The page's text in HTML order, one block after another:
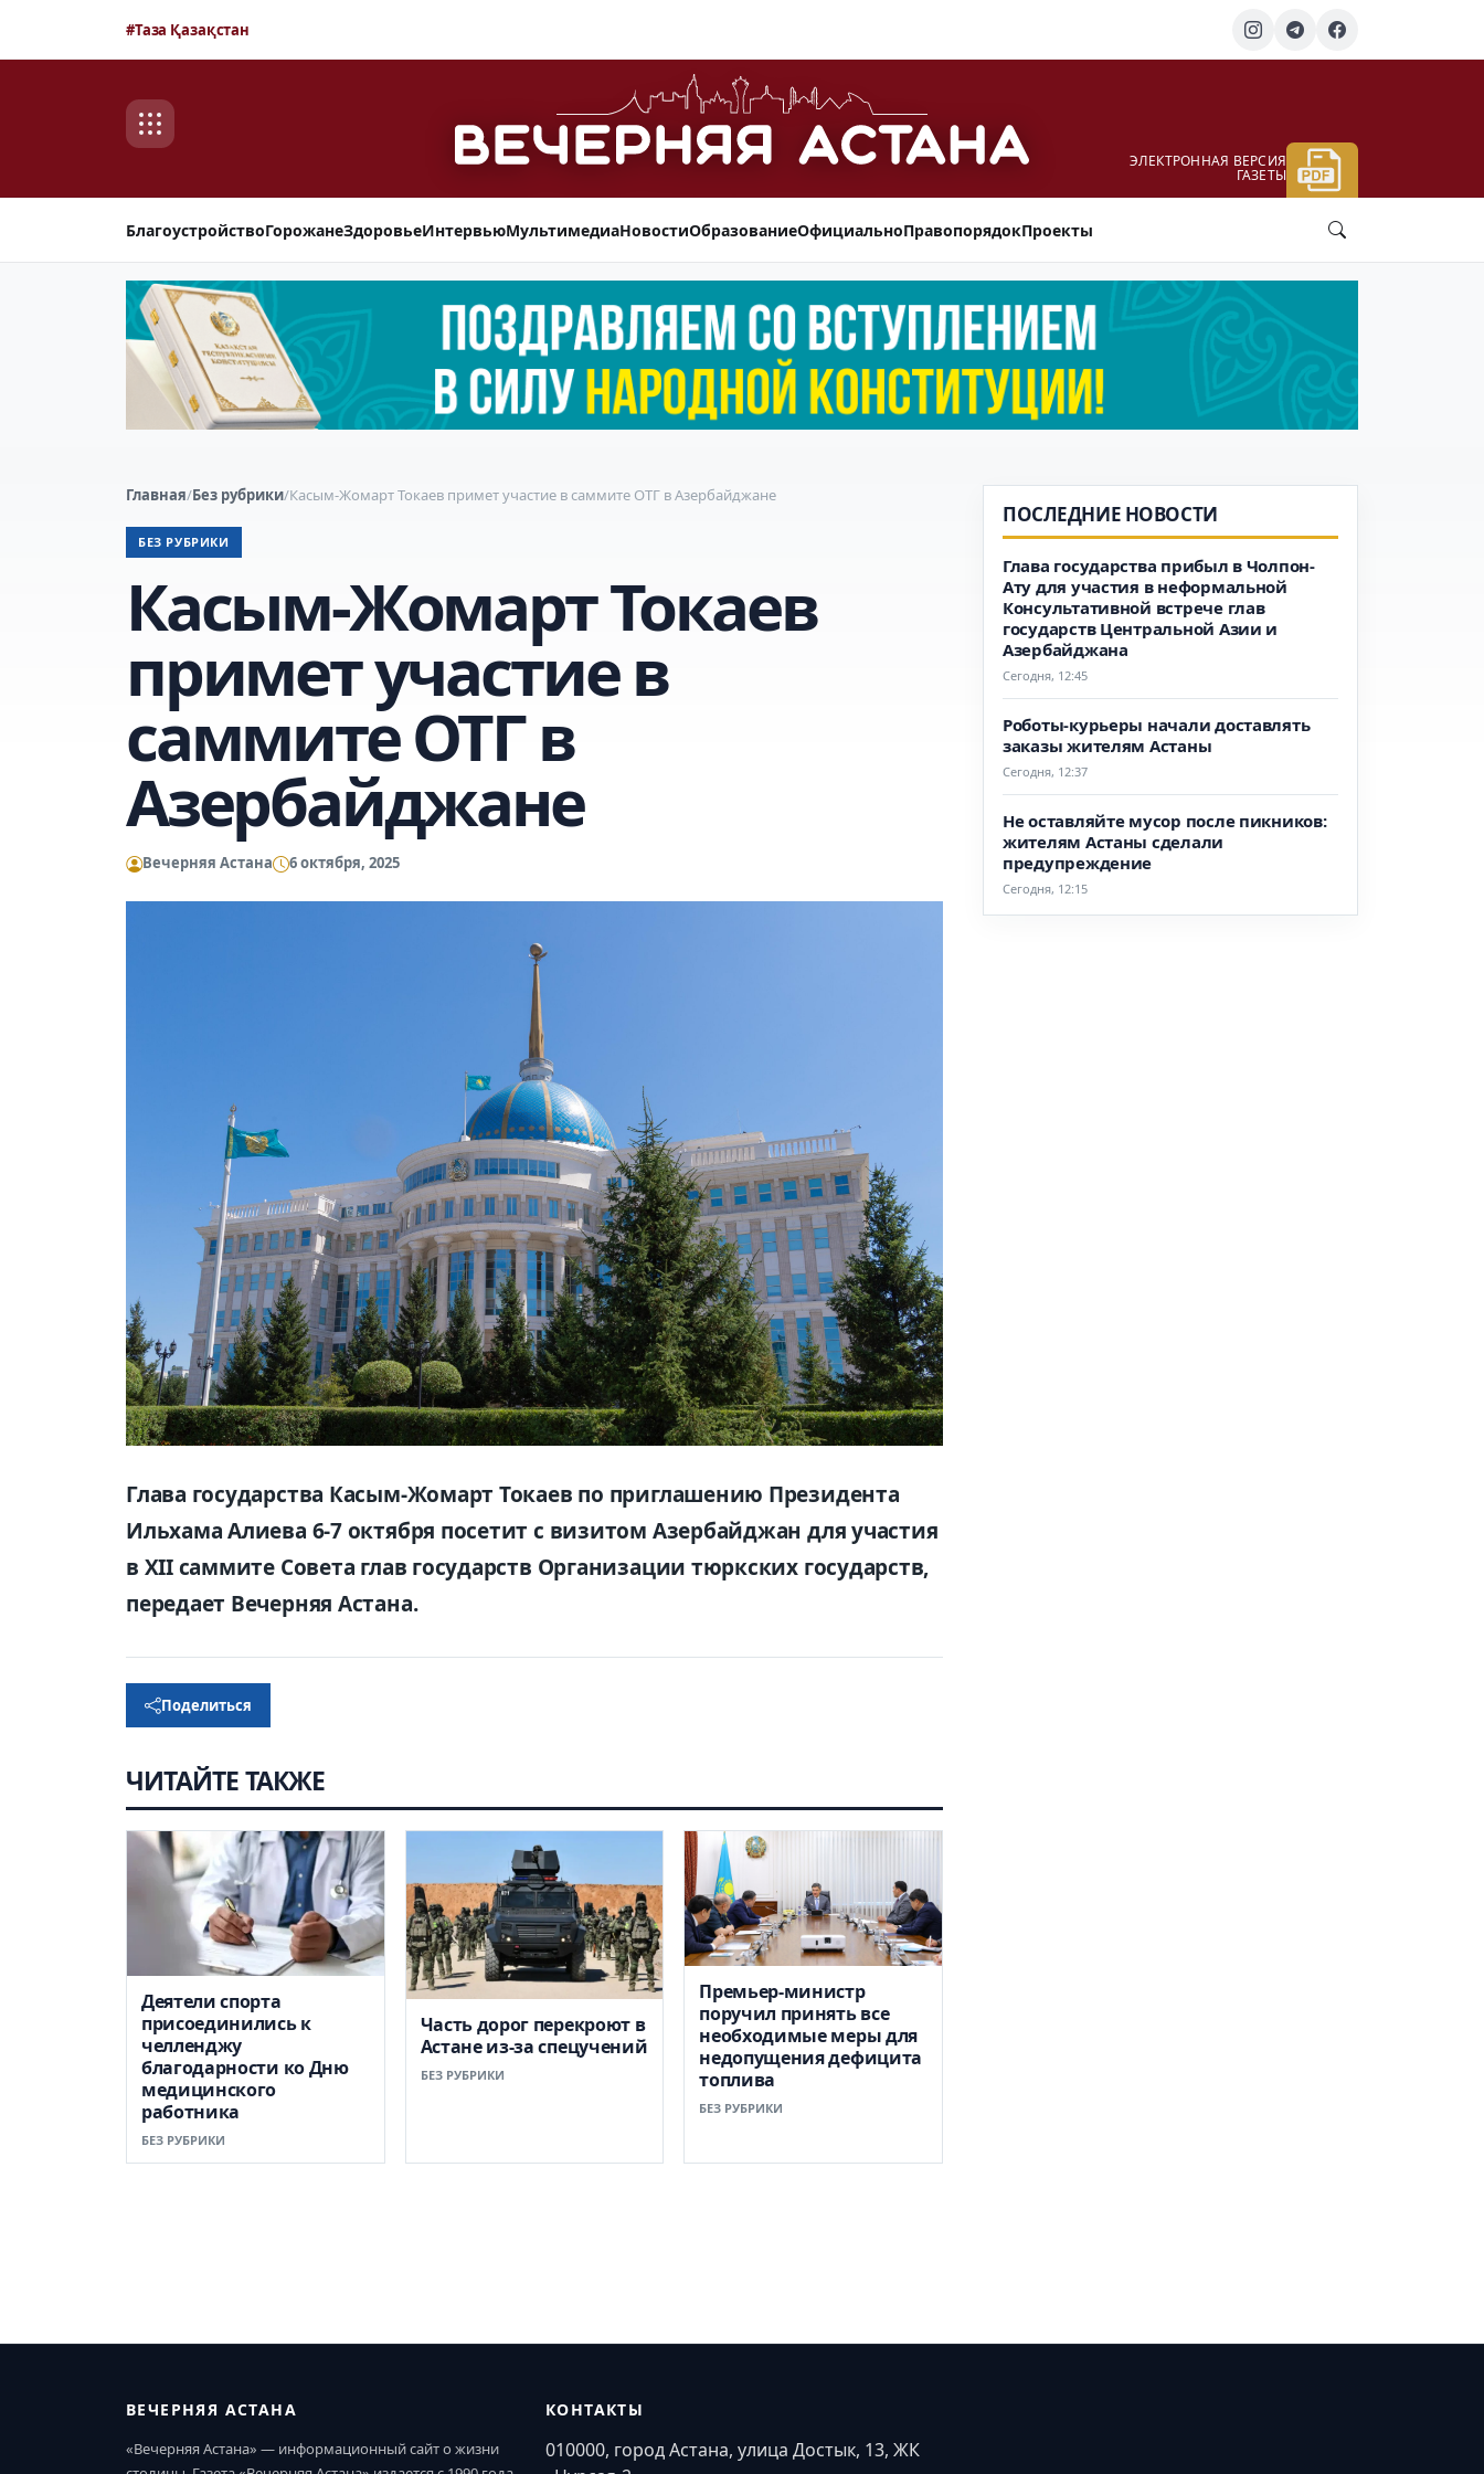
#Таза Қазақстан
ЭЛЕКТРОННАЯ ВЕРСИЯ
ГАЗЕТЫ
БлагоустройствоГорожанеЗдоровьеИнтервьюМультимедиаНовостиОбразованиеОфициальноПравопорядокПроекты
Главная/Без рубрики/Касым-Жомарт Токаев примет участие в саммите ОТГ в Азербайджане
БЕЗ РУБРИКИ
Касым-Жомарт Токаев
примет участие в
саммите ОТГ в
Азербайджане
Вечерняя Астана 6 октября, 2025
Глава государства Касым-Жомарт Токаев по приглашению Президента
Ильхама Алиева 6-7 октября посетит с визитом Азербайджан для участия
в XII саммите Совета глав государств Организации тюркских государств,
передает Вечерняя Астана.
Поделиться
ЧИТАЙТЕ ТАКЖЕ
Деятели спорта
присоединились к
челленджу
благодарности ко Дню
медицинского
работника
БЕЗ РУБРИКИ
Часть дорог перекроют в
Астане из-за спецучений
БЕЗ РУБРИКИ
Премьер-министр
поручил принять все
необходимые меры для
недопущения дефицита
топлива
БЕЗ РУБРИКИ
ПОСЛЕДНИЕ НОВОСТИ
Глава государства прибыл в Чолпон-
Ату для участия в неформальной
Консультативной встрече глав
государств Центральной Азии и
Азербайджана
Сегодня, 12:45
Роботы-курьеры начали доставлять
заказы жителям Астаны
Сегодня, 12:37
Не оставляйте мусор после пикников:
жителям Астаны сделали
предупреждение
Сегодня, 12:15
ВЕЧЕРНЯЯ АСТАНА
«Вечерняя Астана» — информационный сайт о жизни
КОНТАКТЫ
010000, город Астана, улица Достык, 13, ЖК